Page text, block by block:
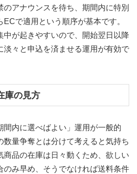
のアナウンスを待ち、期間内に特別
で適用という順序が基本です。
中が起きやすいので、開始翌日以降
淡々と申込を済ませる運用が有効で
庫の見方
間内に選べばよい」運用が一般的
数量争奪とは分けて考えると気持ち
商品の在庫は日々動くため、欲しい
のみ早め、そうでなければ送料条件